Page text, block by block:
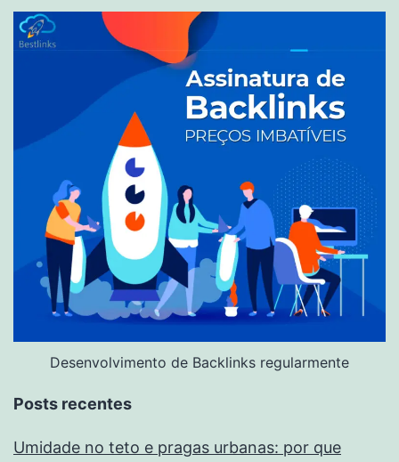
Desenvolvimento de Backlinks regularmente
Posts recentes
Umidade no teto e pragas urbanas: por que